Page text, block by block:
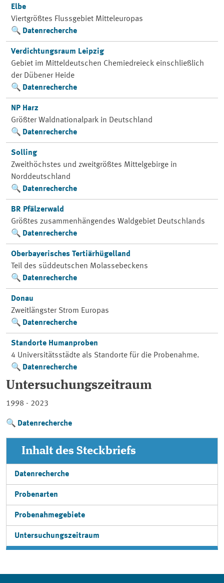
Elbe
Viertgrößtes Flussgebiet Mitteleuropas
Datenrecherche
Verdichtungsraum Leipzig
Gebiet im Mitteldeutschen Chemiedreieck einschließlich
der Dübener Heide
Datenrecherche
NP Harz
Größter Waldnationalpark in Deutschland
Datenrecherche
Solling
Zweithöchstes und zweitgrößtes Mittelgebirge in
Norddeutschland
Datenrecherche
BR Pfälzerwald
Größtes zusammenhängendes Waldgebiet Deutschlands
Datenrecherche
Oberbayerisches Tertiärhügelland
Teil des süddeutschen Molassebeckens
Datenrecherche
Donau
Zweitlängster Strom Europas
Datenrecherche
Standorte Humanproben
4 Universitätsstädte als Standorte für die Probenahme.
Datenrecherche
Untersuchungszeitraum
1998 - 2023
Datenrecherche
Inhalt des Steckbriefs
Datenrecherche
Probenarten
Probenahmegebiete
Untersuchungszeitraum